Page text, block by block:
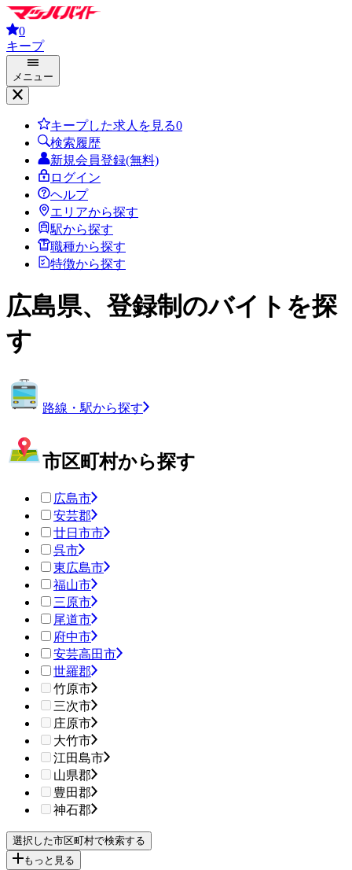
0
キープ
メニュー
キープした求人を見る0
検索履歴
新規会員登録(無料)
ログイン
ヘルプ
エリアから探す
駅から探す
職種から探す
特徴から探す
広島県、登録制 のバイトを探
す
路線・駅から探す
市区町村から探す
広島市
安芸郡
廿日市市
呉市
東広島市
福山市
三原市
尾道市
府中市
安芸高田市
世羅郡
竹原市
三次市
庄原市
大竹市
江田島市
山県郡
豊田郡
神石郡
もっと見る